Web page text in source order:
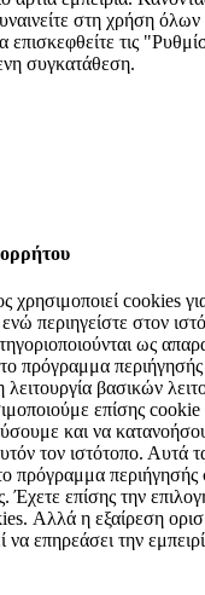
στη χρήση
τις
συγκατάθεση.
χρησιμοποιεί cookies
περιηγείστε στον
ως
πρόγραμμα περιήγησής
λειτουργία βασικών
επίσης cookie
και να
τον ιστότοπο. Αυτά
πρόγραμμα περιήγησής
επίσης την
Αλλά η εξαίρεση
να επηρεάσει την